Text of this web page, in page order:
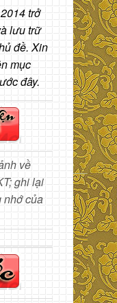
trở
lưu trữ
đề. Xin
mục
đây.
về
ghi lại
nhớ của